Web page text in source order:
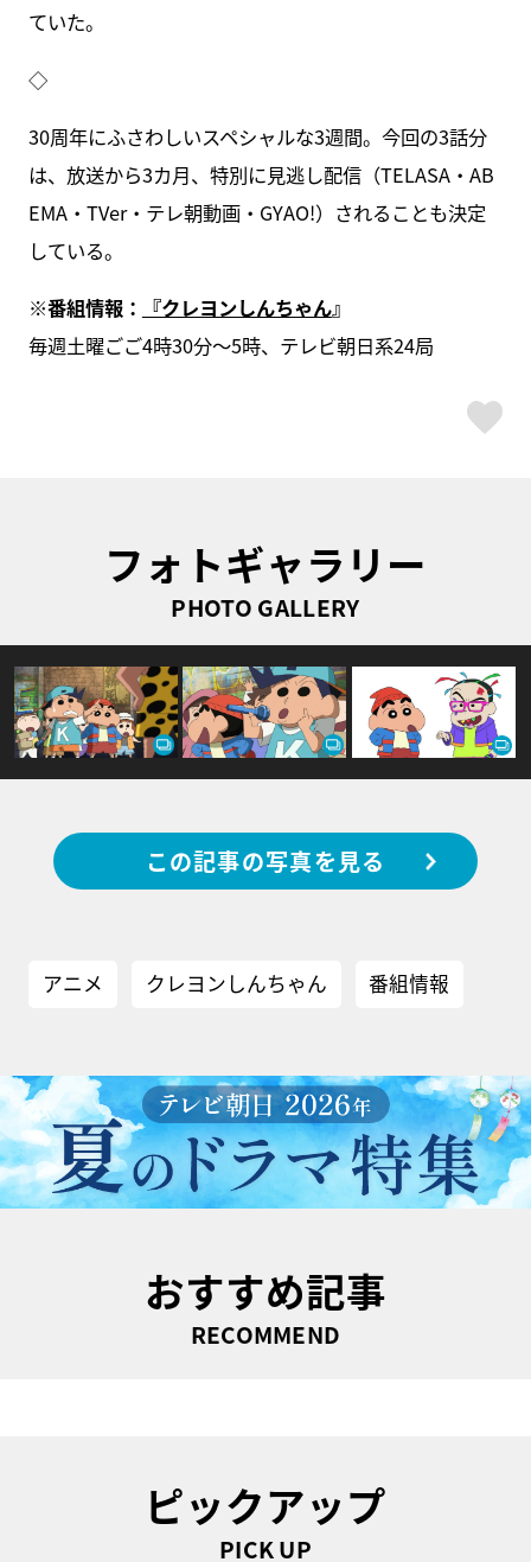
ていた。
◇
30周年にふさわしいスペシャルな3週間。今回の3話分
は、放送から3カ月、特別に見逃し配信（TELASA・AB
EMA・TVer・テレ朝動画・GYAO!）されることも決定
している。
※番組情報： 『クレヨンしんちゃん』
毎週土曜ごご4時30分～5時、テレビ朝日系24局
フォトギャラリー
PHOTO GALLERY
この記事の写真を見る
アニメ クレヨンしんちゃん 番組情報
おすすめ記事
RECOMMEND
ピックアップ
PICK UP